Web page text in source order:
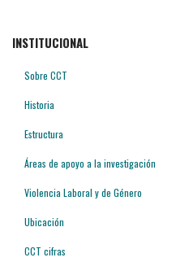
INSTITUCIONAL
Sobre CCT
Historia
Estructura
Áreas de apoyo a la investigación
Violencia Laboral y de Género
Ubicación
CCT cifras